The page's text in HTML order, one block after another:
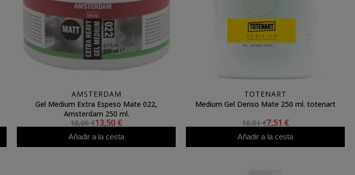
AMSTERDAM
Gel Medium Extra Espeso Mate 022,
Amsterdam 250 ml.
18,00 €13,50 €
Añadir a la cesta
TOTENART
Medium Gel Denso Mate 250 ml. totenart
10,01 €7,51 €
Añadir a la cesta